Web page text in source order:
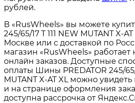
рублей.
В «RusWheels» вы можете
245/65/17 T 111 NEW MUTANT X-
Москве или с доставкой по
магазин «RusWheels» работает
онлайн заказов. Доступные
оплаты Шины PREDATOR 245/65/
MUTANT X-AT XL можно увидеть
и на странице оформления
доступна рассрочка от